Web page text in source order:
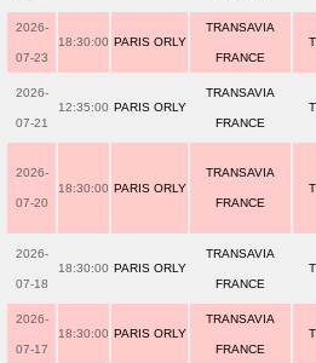
2026-
07-23
18:30:00 PARIS ORLY
TRANSAVIA
FRANCE
2026-
07-21
12:35:00 PARIS ORLY
TRANSAVIA
FRANCE
2026-
07-20
18:30:00 PARIS ORLY
TRANSAVIA
FRANCE
2026-
07-18
18:30:00 PARIS ORLY
TRANSAVIA
FRANCE
2026-
07-17
18:30:00 PARIS ORLY
TRANSAVIA
FRANCE